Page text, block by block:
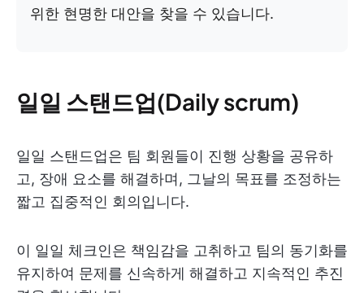
위한 현명한 대안을 찾을 수 있습니다.
일일 스탠드업(Daily scrum)
일일 스탠드업은 팀 회원들이 진행 상황을 공유하
고, 장애 요소를 해결하며, 그날의 목표를 조정하는
짧고 집중적인 회의입니다.
이 일일 체크인은 책임감을 고취하고 팀의 동기화를
유지하여 문제를 신속하게 해결하고 지속적인 추진